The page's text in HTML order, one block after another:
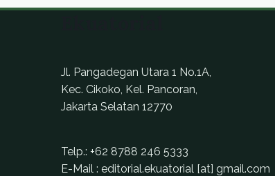
Jl. Pangadegan Utara 1 No.1A,
Kec. Cikoko, Kel. Pancoran,
Jakarta Selatan 12770
Telp.: +62 8788 246 5333
E-Mail : editorial.ekuatorial [at] gmail.com